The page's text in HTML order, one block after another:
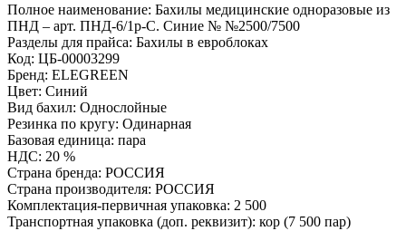
Полное наименование: Бахилы медицинские одноразовые из
ПНД – арт. ПНД-6/1р-С. Синие № №2500/7500
Разделы для прайса: Бахилы в евроблоках
Код: ЦБ-00003299
Бренд: ELEGREEN
Цвет: Синий
Вид бахил: Однослойные
Резинка по кругу: Одинарная
Базовая единица: пара
НДС: 20 %
Страна бренда: РОССИЯ
Страна производителя: РОССИЯ
Комплектация-первичная упаковка: 2 500
Транспортная упаковка (доп. реквизит): кор (7 500 пар)